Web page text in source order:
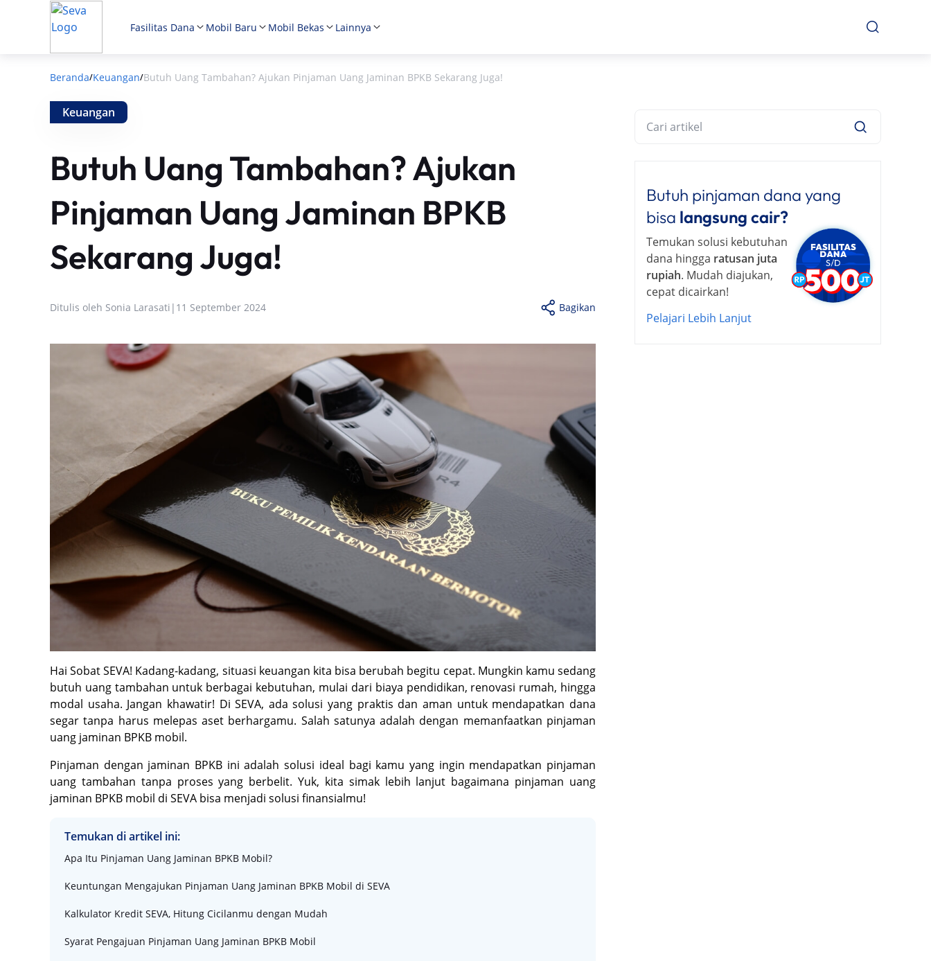
Fasilitas Dana Mobil Baru Mobil Bekas Lainnya
Beranda/Keuangan/Butuh Uang Tambahan? Ajukan Pinjaman Uang Jaminan BPKB Sekarang Juga!
Keuangan
Butuh Uang Tambahan? Ajukan
Pinjaman Uang Jaminan BPKB
Sekarang Juga!
Ditulis oleh Sonia Larasati | 11 September 2024 Bagikan
Hai Sobat SEVA! Kadang-kadang, situasi keuangan kita bisa berubah begitu cepat. Mungkin kamu sedang
butuh uang tambahan untuk berbagai kebutuhan, mulai dari biaya pendidikan, renovasi rumah, hingga
modal usaha. Jangan khawatir! Di SEVA, ada solusi yang praktis dan aman untuk mendapatkan dana
segar tanpa harus melepas aset berhargamu. Salah satunya adalah dengan memanfaatkan pinjaman
uang jaminan BPKB mobil.
Pinjaman dengan jaminan BPKB ini adalah solusi ideal bagi kamu yang ingin mendapatkan pinjaman
uang tambahan tanpa proses yang berbelit. Yuk, kita simak lebih lanjut bagaimana pinjaman uang
jaminan BPKB mobil di SEVA bisa menjadi solusi finansialmu!
Temukan di artikel ini:
Apa Itu Pinjaman Uang Jaminan BPKB Mobil?
Keuntungan Mengajukan Pinjaman Uang Jaminan BPKB Mobil di SEVA
Kalkulator Kredit SEVA, Hitung Cicilanmu dengan Mudah
Syarat Pengajuan Pinjaman Uang Jaminan BPKB Mobil
Butuh pinjaman dana yang
bisa langsung cair?
Temukan solusi kebutuhan
dana hingga ratusan juta
rupiah. Mudah diajukan,
cepat dicairkan!
Pelajari Lebih Lanjut